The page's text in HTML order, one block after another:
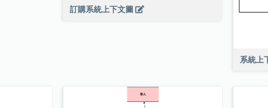
訂購系統上下文圖
系統上